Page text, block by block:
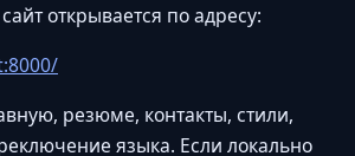
открывается по адресу:
резюме, контакты, стили,
языка. Если локально